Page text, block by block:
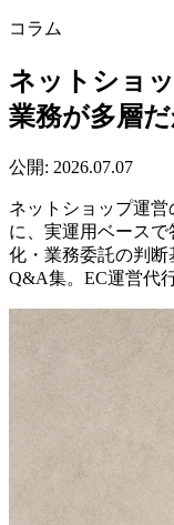
コラム
ネットショ
業務が多層
公開: 2026.07.07
ネットショップ運
に、実運用ベース
化・業務委託の判
Q&A集。EC運営代